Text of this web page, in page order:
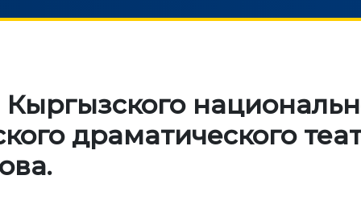
ОПЛАТЫ
ОБРАЗОВАНИЯ
направления
Исследования
драматического